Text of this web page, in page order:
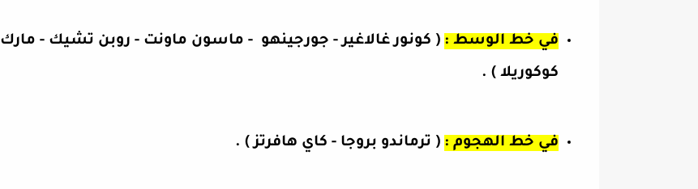
في خط الوسط : ( كونور غالاغير - جورجينهو - ماسون ماونت - روبن تشيك - مارك
كوكوريلا ) .
في خط الهجوم : ( ترماندو بروجا - كاي هافرتز ) .